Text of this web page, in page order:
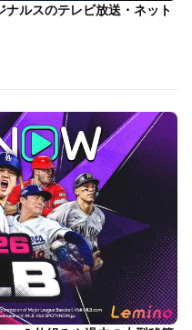
ナルスのテレビ放送・ネット